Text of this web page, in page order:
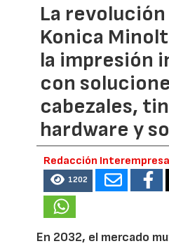
La
Konica
la impresión
con
cabezales,
hardware y
Redacción
1202
En 2032, el mercado